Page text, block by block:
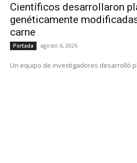
Científicos desarrollaron
genéticamente
carne
Portada agosto 6, 2026
Un equipo de investigadores desarrolló